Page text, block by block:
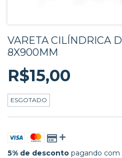
VARETA CILÍNDRICA
8X900MM
R$15,00
ESGOTADO
5% de desconto pagando com